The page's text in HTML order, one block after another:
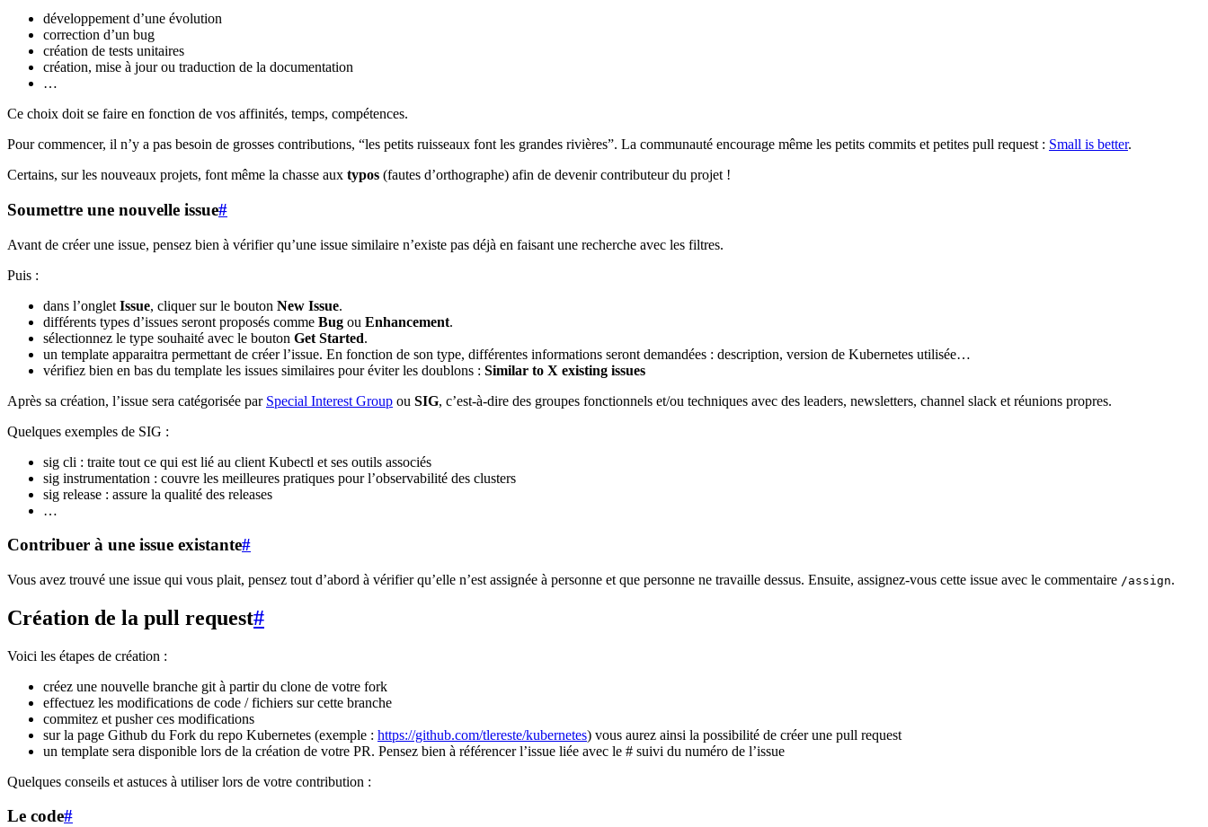
développement d’une évolution
correction d’un bug
création de tests unitaires
création, mise à jour ou traduction de la documentation
…
Ce choix doit se faire en fonction de vos affinités, temps, compétences.
Pour commencer, il n’y a pas besoin de grosses contributions, “les petits ruisseaux font les grandes rivières”. La communauté encourage même les petits commits et petites pull request : Small is better.
Certains, sur les nouveaux projets, font même la chasse aux typos (fautes d’orthographe) afin de devenir contributeur du projet !
Soumettre une nouvelle issue#
Avant de créer une issue, pensez bien à vérifier qu’une issue similaire n’existe pas déjà en faisant une recherche avec les filtres.
Puis :
dans l’onglet Issue, cliquer sur le bouton New Issue.
différents types d’issues seront proposés comme Bug ou Enhancement.
sélectionnez le type souhaité avec le bouton Get Started.
un template apparaitra permettant de créer l’issue. En fonction de son type, différentes informations seront demandées : description, version de Kubernetes utilisée…
vérifiez bien en bas du template les issues similaires pour éviter les doublons : Similar to X existing issues
Après sa création, l’issue sera catégorisée par Special Interest Group ou SIG, c’est-à-dire des groupes fonctionnels et/ou techniques avec des leaders, newsletters, channel slack et réunions propres.
Quelques exemples de SIG :
sig cli : traite tout ce qui est lié au client Kubectl et ses outils associés
sig instrumentation : couvre les meilleures pratiques pour l’observabilité des clusters
sig release : assure la qualité des releases
…
Contribuer à une issue existante#
Vous avez trouvé une issue qui vous plait, pensez tout d’abord à vérifier qu’elle n’est assignée à personne et que personne ne travaille dessus. Ensuite, assignez-vous cette issue avec le commentaire /assign.
Création de la pull request#
Voici les étapes de création :
créez une nouvelle branche git à partir du clone de votre fork
effectuez les modifications de code / fichiers sur cette branche
commitez et pusher ces modifications
sur la page Github du Fork du repo Kubernetes (exemple : https://github.com/tlereste/kubernetes) vous aurez ainsi la possibilité de créer une pull request
un template sera disponible lors de la création de votre PR. Pensez bien à référencer l’issue liée avec le # suivi du numéro de l’issue
Quelques conseils et astuces à utiliser lors de votre contribution :
Le code#